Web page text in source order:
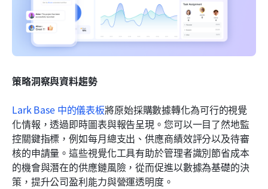
策略洞察與資料趨勢
Lark Base 中的儀表板將原始採購數據轉化為可行的視覺
化情報，透過即時圖表與報告呈現。您可以一目了然地監
控關鍵指標，例如每月總支出、供應商績效評分以及待審
核的申請量。這些視覺化工具有助於管理者識別節省成本
的機會與潛在的供應鏈風險，從而促進以數據為基礎的決
策，提升公司盈利能力與營運透明度。